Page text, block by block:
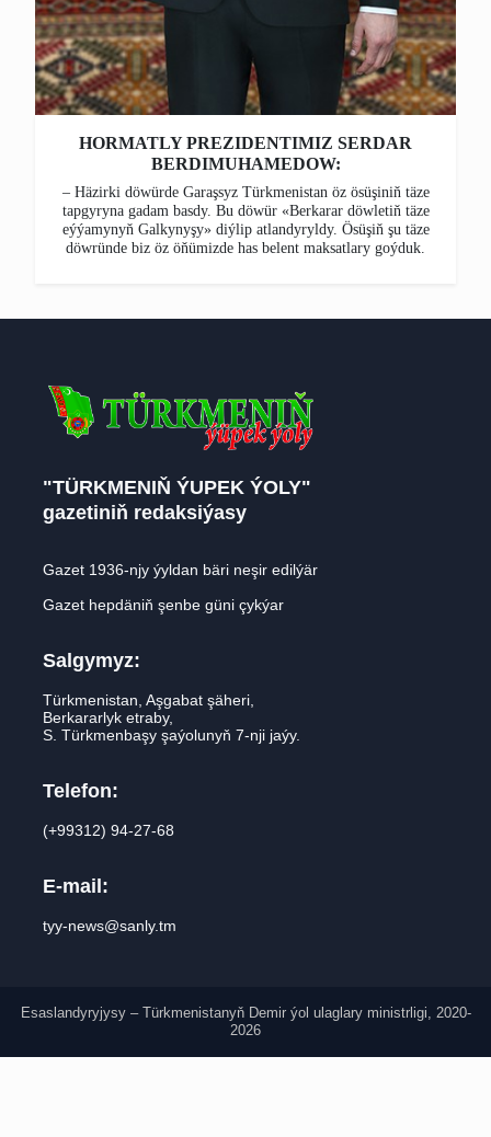
HORMATLY PREZIDENTIMIZ SERDAR
BERDIMUHAMEDOW:
– Häzirki döwürde Garaşsyz Türkmenistan öz ösüşiniň täze
tapgyryna gadam basdy. Bu döwür «Berkarar döwletiň täze
eýýamynyň Galkynyşy» diýlip atlandyryldy. Ösüşiň şu täze
döwründe biz öz öňümizde has belent maksatlary goýduk.
"TÜRKMENIŇ ÝUPEK ÝOLY"
gazetiniň redaksiýasy
Gazet 1936-njy ýyldan bäri neşir edilýär
Gazet hepdäniň şenbe güni çykýar
Salgymyz:
Türkmenistan, Aşgabat şäheri,
Berkararlyk etraby,
S. Türkmenbaşy şaýolunyň 7-nji jaýy.
Telefon:
(+99312) 94-27-68
E-mail:
tyy-news@sanly.tm
Esaslandyryjysy – Türkmenistanyň Demir ýol ulaglary ministrligi, 2020-
2026